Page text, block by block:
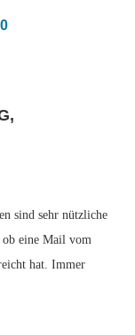
sind sehr nützliche
eine Mail vom
hat. Immer